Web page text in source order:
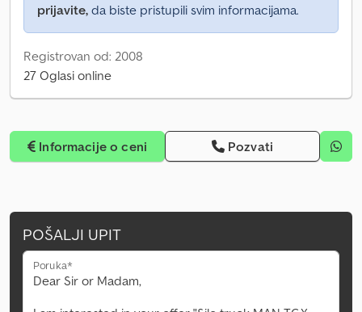
prijavite, da biste pristupili svim informacijama.
Registrovan od: 2008
27 Oglasi online
Informacije o ceni Pozvati
POŠALJI UPIT
Poruka*